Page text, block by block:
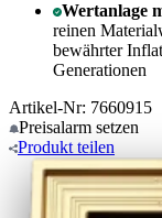
Wertanlage
reinen
bewährter
Generationen
Artikel-Nr: 7660915
Preisalarm setzen
Produkt teilen